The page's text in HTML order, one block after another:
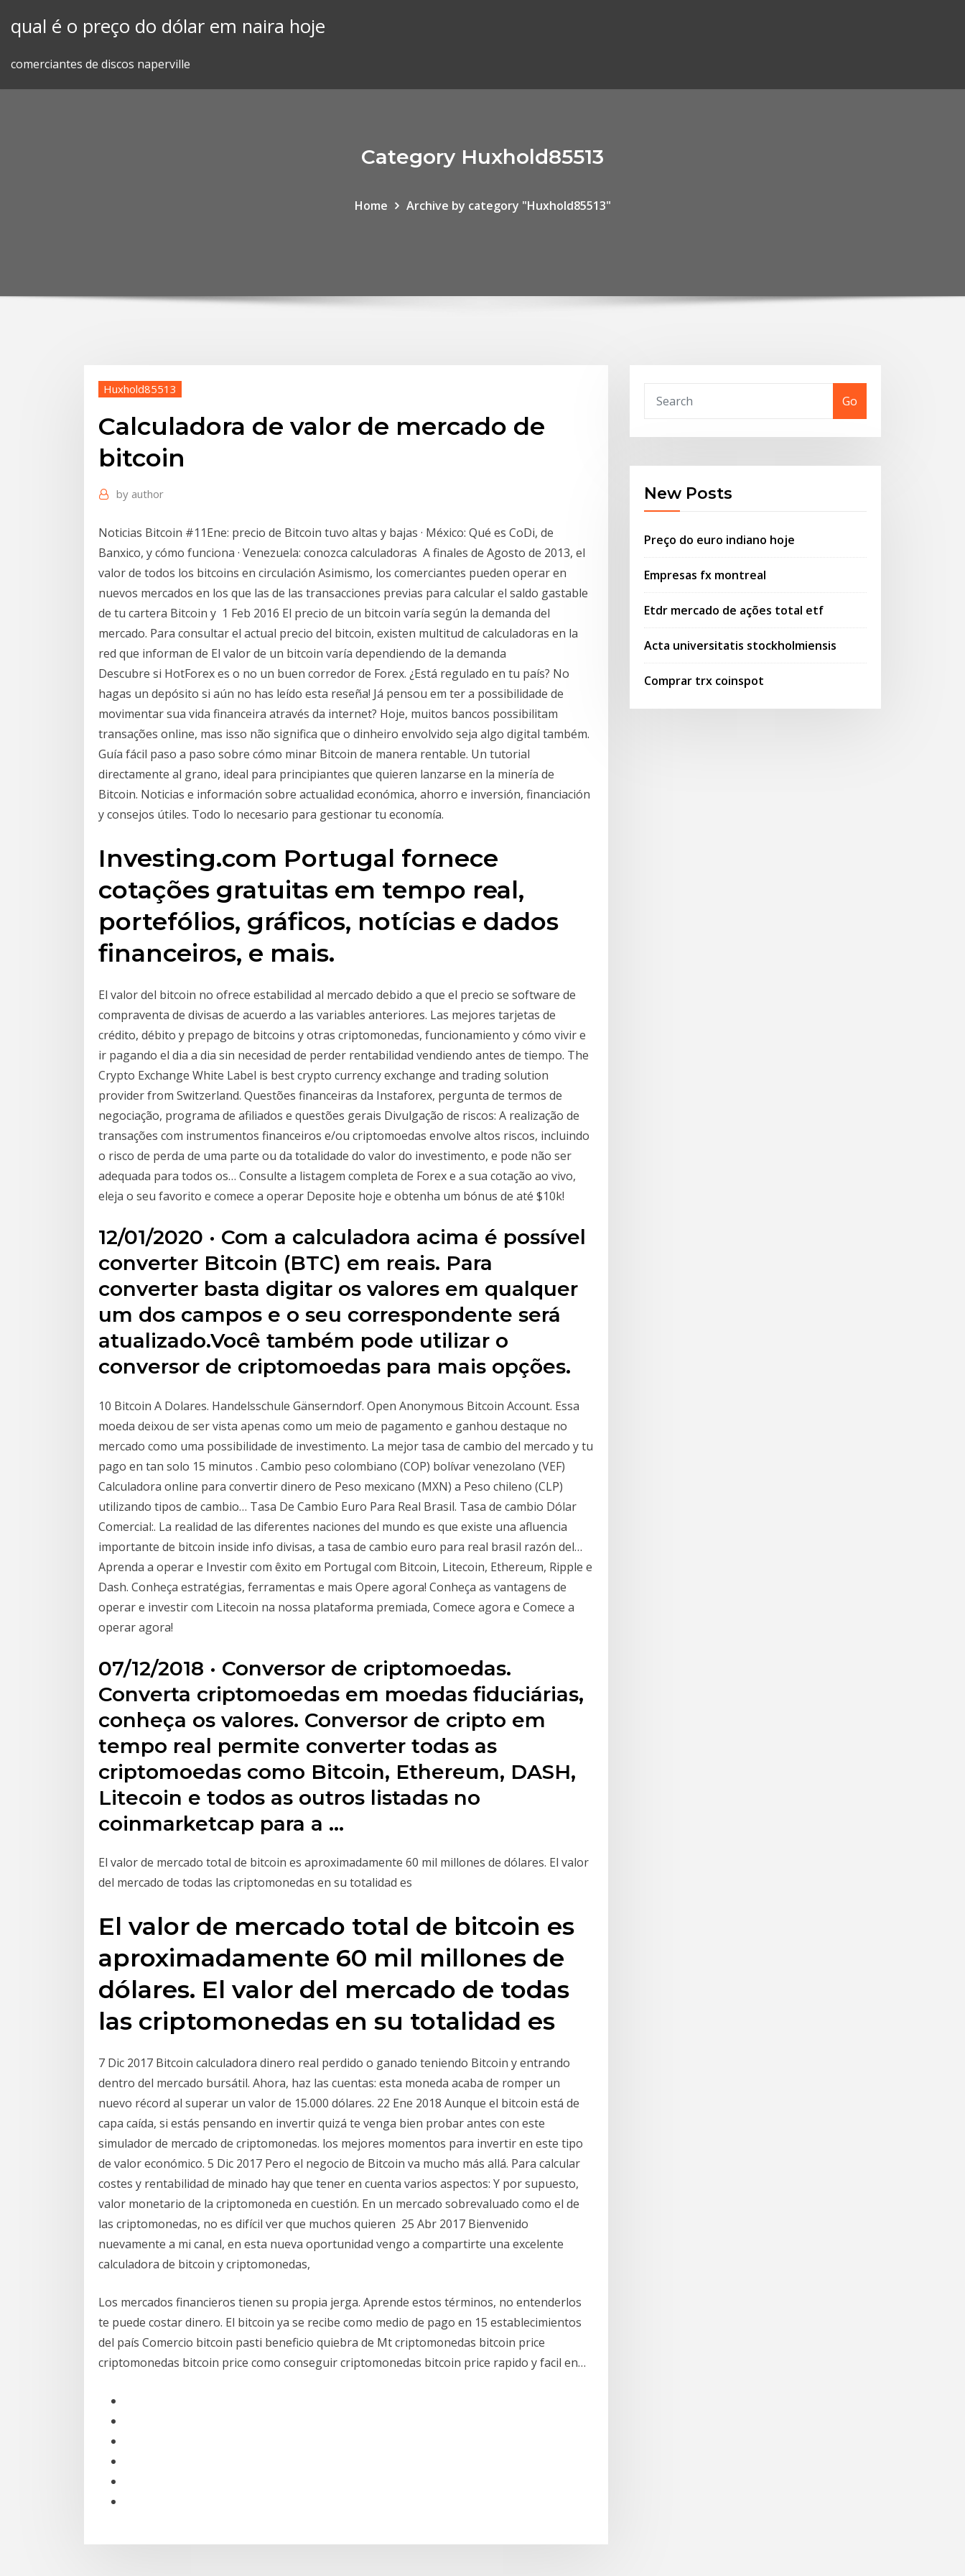
qual é o preço do dólar em naira hoje
comerciantes de discos naperville
Category Huxhold85513
Home Archive by category "Huxhold85513"
Huxhold85513
Calculadora de valor de mercado de
bitcoin
by author
Noticias Bitcoin #11Ene: precio de Bitcoin tuvo altas y bajas · México: Qué es CoDi, de
Banxico, y cómo funciona · Venezuela: conozca calculadoras A finales de Agosto de 2013, el
valor de todos los bitcoins en circulación Asimismo, los comerciantes pueden operar en
nuevos mercados en los que las de las transacciones previas para calcular el saldo gastable
de tu cartera Bitcoin y 1 Feb 2016 El precio de un bitcoin varía según la demanda del
mercado. Para consultar el actual precio del bitcoin, existen multitud de calculadoras en la
red que informan de El valor de un bitcoin varía dependiendo de la demanda
Descubre si HotForex es o no un buen corredor de Forex. ¿Está regulado en tu país? No
hagas un depósito si aún no has leído esta reseña! Já pensou em ter a possibilidade de
movimentar sua vida financeira através da internet? Hoje, muitos bancos possibilitam
transações online, mas isso não significa que o dinheiro envolvido seja algo digital também.
Guía fácil paso a paso sobre cómo minar Bitcoin de manera rentable. Un tutorial
directamente al grano, ideal para principiantes que quieren lanzarse en la minería de
Bitcoin. Noticias e información sobre actualidad económica, ahorro e inversión, financiación
y consejos útiles. Todo lo necesario para gestionar tu economía.
Investing.com Portugal fornece
cotações gratuitas em tempo real,
portefólios, gráficos, notícias e dados
financeiros, e mais.
El valor del bitcoin no ofrece estabilidad al mercado debido a que el precio se software de
compraventa de divisas de acuerdo a las variables anteriores. Las mejores tarjetas de
crédito, débito y prepago de bitcoins y otras criptomonedas, funcionamiento y cómo vivir e
ir pagando el dia a dia sin necesidad de perder rentabilidad vendiendo antes de tiempo. The
Crypto Exchange White Label is best crypto currency exchange and trading solution
provider from Switzerland. Questões financeiras da Instaforex, pergunta de termos de
negociação, programa de afiliados e questões gerais Divulgação de riscos: A realização de
transações com instrumentos financeiros e/ou criptomoedas envolve altos riscos, incluindo
o risco de perda de uma parte ou da totalidade do valor do investimento, e pode não ser
adequada para todos os… Consulte a listagem completa de Forex e a sua cotação ao vivo,
eleja o seu favorito e comece a operar Deposite hoje e obtenha um bónus de até $10k!
12/01/2020 · Com a calculadora acima é possível
converter Bitcoin (BTC) em reais. Para
converter basta digitar os valores em qualquer
um dos campos e o seu correspondente será
atualizado.Você também pode utilizar o
conversor de criptomoedas para mais opções.
10 Bitcoin A Dolares. Handelsschule Gänserndorf. Open Anonymous Bitcoin Account. Essa
moeda deixou de ser vista apenas como um meio de pagamento e ganhou destaque no
mercado como uma possibilidade de investimento. La mejor tasa de cambio del mercado y tu
pago en tan solo 15 minutos . Cambio peso colombiano (COP) bolívar venezolano (VEF)
Calculadora online para convertir dinero de Peso mexicano (MXN) a Peso chileno (CLP)
utilizando tipos de cambio… Tasa De Cambio Euro Para Real Brasil. Tasa de cambio Dólar
Comercial:. La realidad de las diferentes naciones del mundo es que existe una afluencia
importante de bitcoin inside info divisas, a tasa de cambio euro para real brasil razón del…
Aprenda a operar e Investir com êxito em Portugal com Bitcoin, Litecoin, Ethereum, Ripple e
Dash. Conheça estratégias, ferramentas e mais Opere agora! Conheça as vantagens de
operar e investir com Litecoin na nossa plataforma premiada, Comece agora e Comece a
operar agora!
07/12/2018 · Conversor de criptomoedas.
Converta criptomoedas em moedas fiduciárias,
conheça os valores. Conversor de cripto em
tempo real permite converter todas as
criptomoedas como Bitcoin, Ethereum, DASH,
Litecoin e todos as outros listadas no
coinmarketcap para a …
El valor de mercado total de bitcoin es aproximadamente 60 mil millones de dólares. El valor
del mercado de todas las criptomonedas en su totalidad es
El valor de mercado total de bitcoin es
aproximadamente 60 mil millones de
dólares. El valor del mercado de todas
las criptomonedas en su totalidad es
7 Dic 2017 Bitcoin calculadora dinero real perdido o ganado teniendo Bitcoin y entrando
dentro del mercado bursátil. Ahora, haz las cuentas: esta moneda acaba de romper un
nuevo récord al superar un valor de 15.000 dólares. 22 Ene 2018 Aunque el bitcoin está de
capa caída, si estás pensando en invertir quizá te venga bien probar antes con este
simulador de mercado de criptomonedas. los mejores momentos para invertir en este tipo
de valor económico. 5 Dic 2017 Pero el negocio de Bitcoin va mucho más allá. Para calcular
costes y rentabilidad de minado hay que tener en cuenta varios aspectos: Y por supuesto,
valor monetario de la criptomoneda en cuestión. En un mercado sobrevaluado como el de
las criptomonedas, no es difícil ver que muchos quieren 25 Abr 2017 Bienvenido
nuevamente a mi canal, en esta nueva oportunidad vengo a compartirte una excelente
calculadora de bitcoin y criptomonedas,
Los mercados financieros tienen su propia jerga. Aprende estos términos, no entenderlos
te puede costar dinero. El bitcoin ya se recibe como medio de pago en 15 establecimientos
del país Comercio bitcoin pasti beneficio quiebra de Mt criptomonedas bitcoin price
criptomonedas bitcoin price como conseguir criptomonedas bitcoin price rapido y facil en…
Go
New Posts
Preço do euro indiano hoje
Empresas fx montreal
Etdr mercado de ações total etf
Acta universitatis stockholmiensis
Comprar trx coinspot